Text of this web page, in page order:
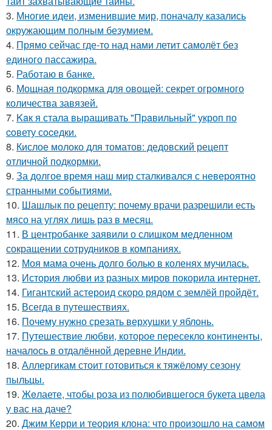
3. Многие идеи, изменившие мир, поначалу казались
окружающим полным безумием.
4. Прямо сейчас где-то над нами летит самолёт без
единого пассажира.
5. Работаю в банке.
6. Мощная подкормка для овощей: секрет огромного
количества завязей.
7. Kaк я стала выращивать "Пpaвильный" укроп по
coвету сocедки.
8. Кислое молоко для томатов: дедовский рецепт
отличной подкормки.
9. За долгое время наш мир сталкивался с невероятно
странными событиями.
10. Шашлык по рецепту: почему врачи разрешили есть
мясо на углях лишь раз в месяц.
11. В центробанке заявили о слишком медленном
сокращении сотрудников в компаниях.
12. Моя мама очень долго болью в коленях мучилась.
13. История любви из разных миров покорила интернет.
14. Гигантский астероид скоро рядом с землёй пройдёт.
15. Всегда в путешествиях.
16. Почему нужно срезать верхушки у яблонь.
17. Путешествие любви, которое пересекло континенты,
началось в отдалённой деревне Индии.
18. Аллергикам стоит готовиться к тяжёлому сезону
пыльцы.
19. Жeлаете, чтобы роза из полюбившегося букета цвела
у вас на даче?
20. Джим Керри и теория клона: что произошло на самом